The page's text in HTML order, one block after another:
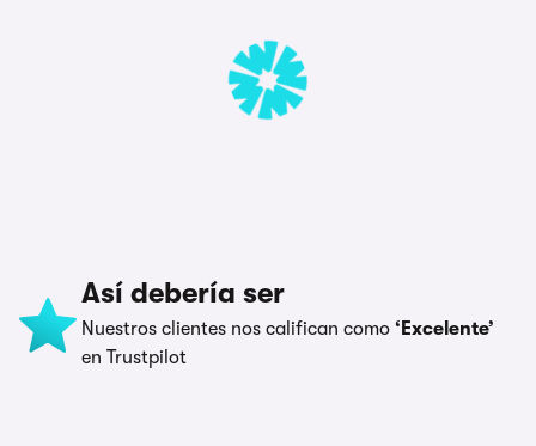
Así debería ser
Nuestros clientes nos califican como ‘Excelente’
en Trustpilot